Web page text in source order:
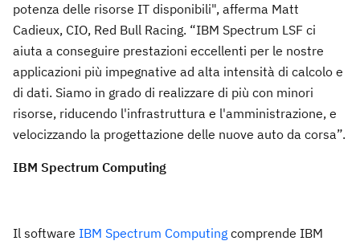
potenza delle risorse IT disponibili", afferma Matt
Cadieux, CIO, Red Bull Racing. “IBM Spectrum LSF ci
aiuta a conseguire prestazioni eccellenti per le nostre
applicazioni più impegnative ad alta intensità di calcolo e
di dati. Siamo in grado di realizzare di più con minori
risorse, riducendo l'infrastruttura e l'amministrazione, e
velocizzando la progettazione delle nuove auto da corsa”.
IBM Spectrum Computing
Il software IBM Spectrum Computing comprende IBM